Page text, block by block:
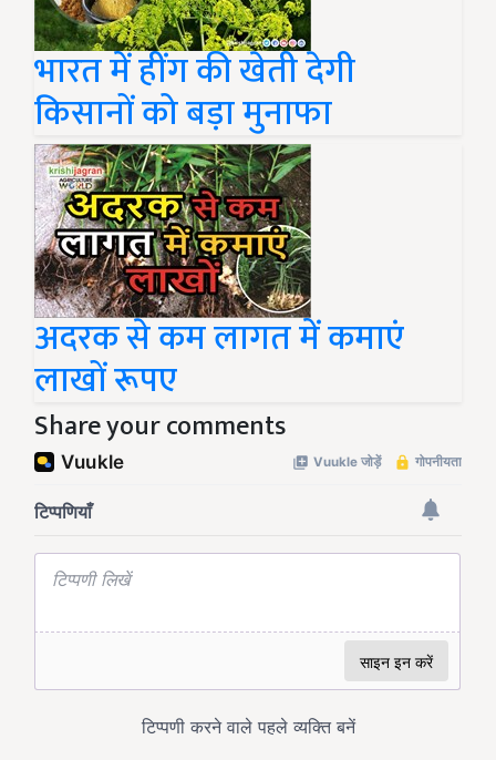
भारत में हींग की खेती देगी
किसानों को बड़ा मुनाफा
अदरक से कम लागत में कमाएं
लाखों रूपए
Share your comments